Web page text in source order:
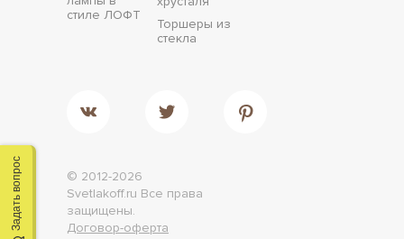
стиле ЛОФТ
Торшеры из
стекла
© 2012-2026
Svetlakoff.ru Все права
защищены.
Договор-оферта
Задать вопрос